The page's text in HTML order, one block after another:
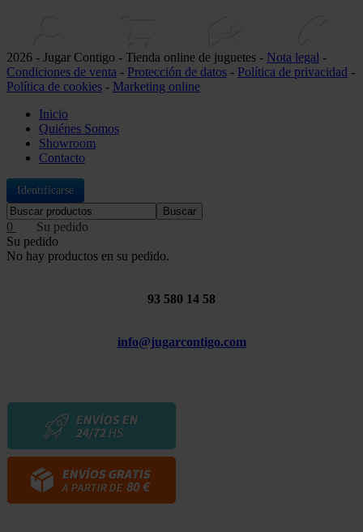
2026 - Jugar Contigo - Tienda online de juguetes - Nota legal -
Condiciones de venta - Protección de datos - Política de privacidad -
Política de cookies - Marketing online
Inicio
Quiénes Somos
Showroom
Contacto
Identificarse
Buscar
0
Su pedido
No hay productos en su pedido.
93 580 14 58
info@jugarcontigo.com